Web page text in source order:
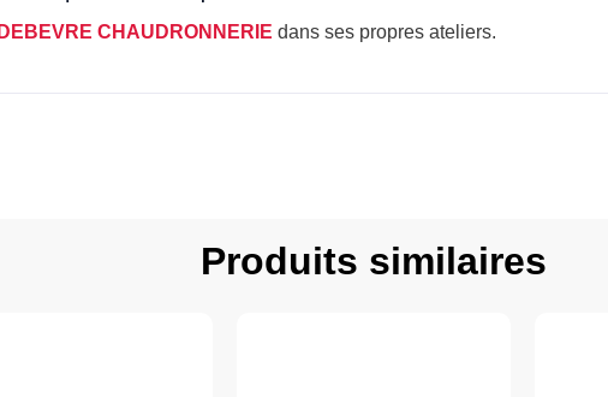
DEBEVRE CHAUDRONNERIE dans ses propres ateliers.
Produits similaires